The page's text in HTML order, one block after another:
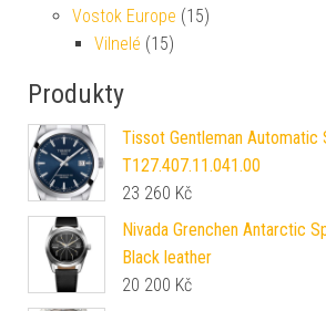
Vostok Europe (15)
Vilnelé (15)
Produkty
Tissot Gentleman Automatic
T127.407.11.041.00
23 260 Kč
Nivada Grenchen Antarctic
Black leather
20 200 Kč